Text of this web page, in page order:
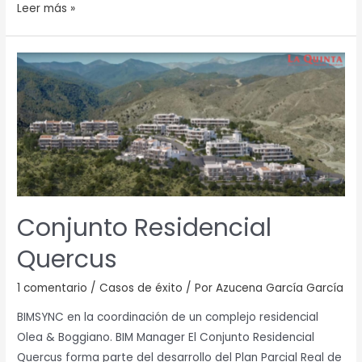
Leer más »
Conjunto Residencial
Quercus
1 comentario /Casos de éxito / PorAzucena García García
BIMSYNC en la coordinación de un complejo residencial
Olea & Boggiano. BIM Manager El Conjunto Residencial
Quercus forma parte del desarrollo del Plan Parcial Real de
Conjunto
Residencial
Quercus